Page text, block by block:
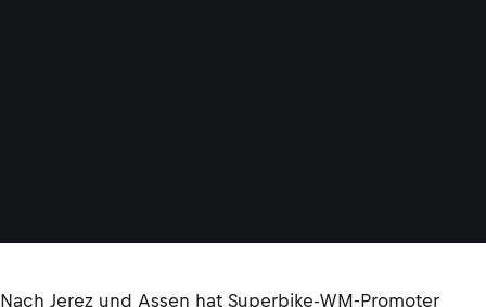
Nach Jerez und Assen hat Superbike-WM-Promoter